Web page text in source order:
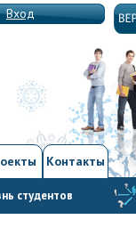
Вход
Контакты
студентов